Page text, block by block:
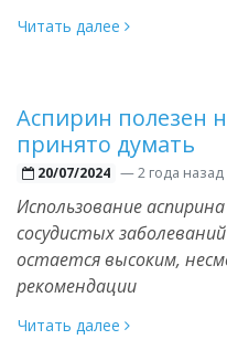
Читать далее
Аспирин полезен
принято думать
20/07/2024 —2 года назад
Использование
сосудистых
остается высоким,
рекомендации
Читать далее